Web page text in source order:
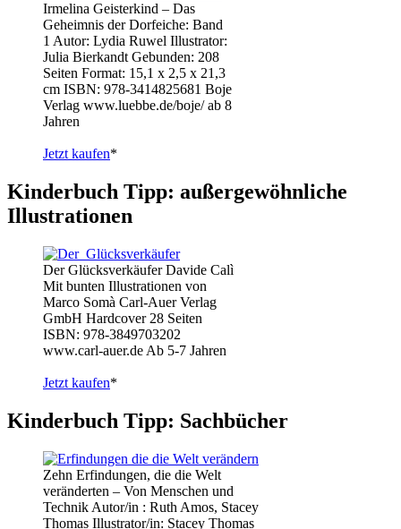
Irmelina Geisterkind – Das
Geheimnis der Dorfeiche: Band
1 Autor: Lydia Ruwel Illustrator:
Julia Bierkandt Gebunden: 208
Seiten Format: 15,1 x 2,5 x 21,3
cm ISBN: 978-3414825681 Boje
Verlag www.luebbe.de/boje/ ab 8
Jahren
Jetzt kaufen*
Kinderbuch Tipp: außergewöhnliche
Illustrationen
Der Glücksverkäufer Davide Calì
Mit bunten Illustrationen von
Marco Somà Carl-Auer Verlag
GmbH Hardcover 28 Seiten
ISBN: 978-3849703202
www.carl-auer.de Ab 5-7 Jahren
Jetzt kaufen*
Kinderbuch Tipp: Sachbücher
Zehn Erfindungen, die die Welt
veränderten – Von Menschen und
Technik Autor/in : Ruth Amos, Stacey
Thomas Illustrator/in: Stacey Thomas